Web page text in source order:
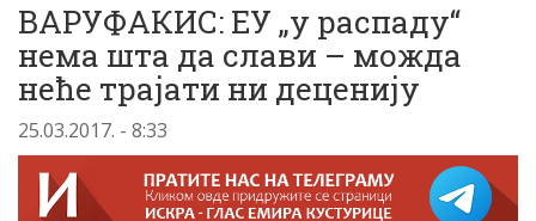
ВАРУФАКИС: ЕУ „у распаду“
нема шта да слави – можда
неће трајати ни деценију
25.03.2017. - 8:33